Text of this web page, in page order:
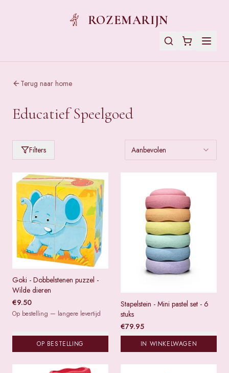
ROZEMARIJN
Terug naar home
Educatief Speelgoed
Filters Aanbevolen
Goki - Dobbelstenen puzzel -
Wilde dieren
€9.50
Op bestelling — langere levertijd
OP BESTELLING
Stapelstein - Mini pastel set - 6
stuks
€79.95
IN WINKELWAGEN